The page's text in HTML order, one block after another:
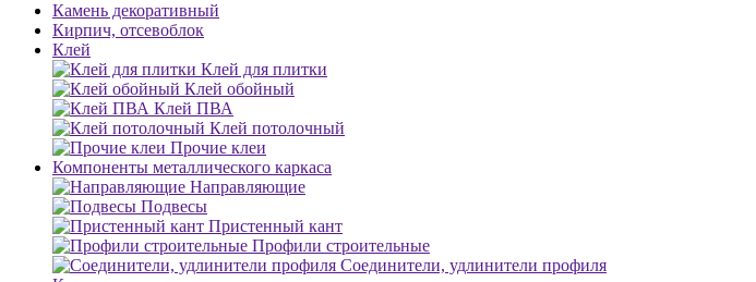
Камень декоративный
Кирпич, отсевоблок
Клей
Клей для плитки
Клей обойный
Клей ПВА
Клей потолочный
Прочие клеи
Компоненты металлического каркаса
Направляющие
Подвесы
Пристенный кант
Профили строительные
Соединители, удлинители профиля